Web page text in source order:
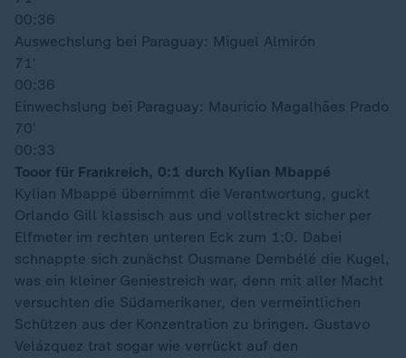
00:36
Auswechslung bei Paraguay: Miguel Almirón
71′
00:36
Einwechslung bei Paraguay: Mauricio Magalhães Prado
70′
00:33
Tooor für Frankreich, 0:1 durch Kylian Mbappé
Kylian Mbappé übernimmt die Verantwortung, guckt
Orlando Gill klassisch aus und vollstreckt sicher per
Elfmeter im rechten unteren Eck zum 1:0. Dabei
schnappte sich zunächst Ousmane Dembélé die Kugel,
was ein kleiner Geniestreich war, denn mit aller Macht
versuchten die Südamerikaner, den vermeintlichen
Schützen aus der Konzentration zu bringen. Gustavo
Velázquez trat sogar wie verrückt auf den